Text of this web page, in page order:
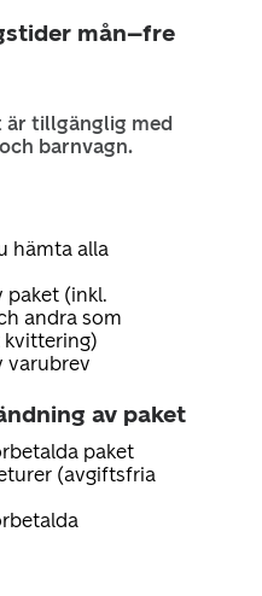
mån–fre
är tillgänglig med
barnvagn.
hämta alla
paket (inkl.
andra som
kvittering)
varubrev
av paket
paket
(avgiftsfria